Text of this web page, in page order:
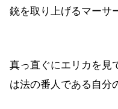
銃を取り上げるマーサ
真っ直ぐにエリカを見
は法の番人である自分